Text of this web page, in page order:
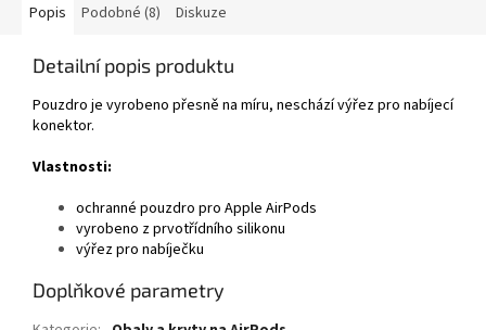
Popis Podobné (8) Diskuze
Detailní popis produktu
Pouzdro je vyrobeno přesně na míru, neschází výřez pro nabíjecí
konektor.
Vlastnosti:
ochranné pouzdro pro Apple AirPods
vyrobeno z prvotřídního silikonu
výřez pro nabíječku
Doplňkové parametry